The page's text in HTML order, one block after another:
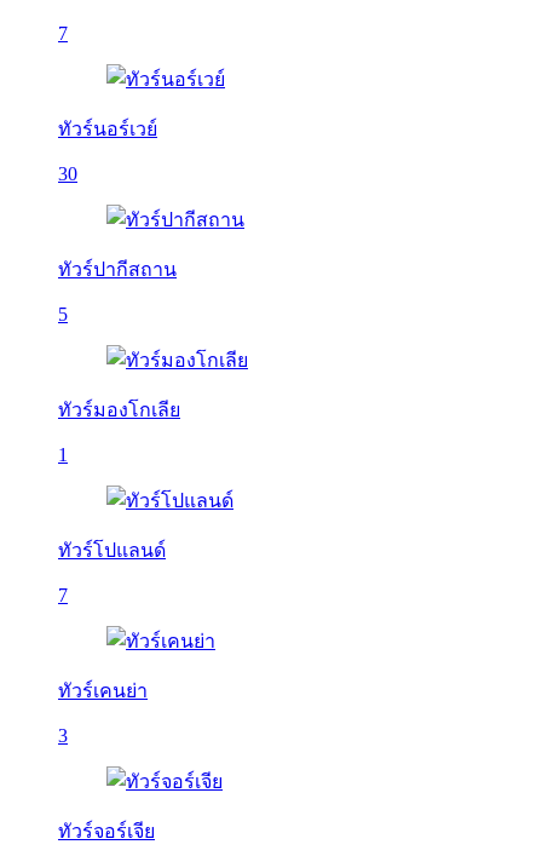
7
ทัวร์นอร์เวย์
30
ทัวร์ปากีสถาน
5
ทัวร์มองโกเลีย
1
ทัวร์โปแลนด์
7
ทัวร์เคนย่า
3
ทัวร์จอร์เจีย